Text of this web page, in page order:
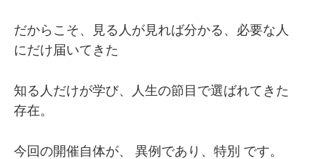
だからこそ、見る人が見れば分かる、必要な人
にだけ届いてきた
知る人だけが学び、人生の節目で選ばれてきた
存在。
今回の開催自体が、 異例であり、特別 です。